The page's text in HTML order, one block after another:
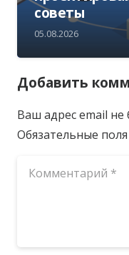
советы
05.08.2026
Добавить
Ваш адрес email не
Обязательные